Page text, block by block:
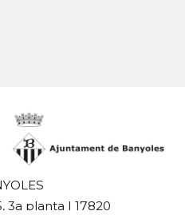
3a planta | 17820